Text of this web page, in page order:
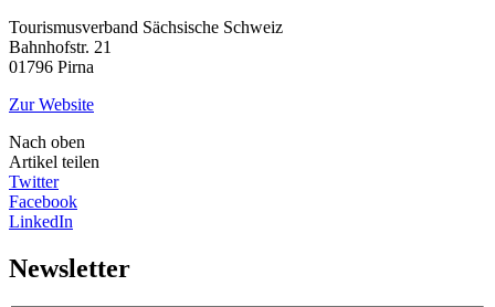
Tourismusverband Sächsische Schweiz
Bahnhofstr. 21
01796 Pirna
Zur Website
Nach oben
Artikel teilen
Twitter
Facebook
LinkedIn
Newsletter